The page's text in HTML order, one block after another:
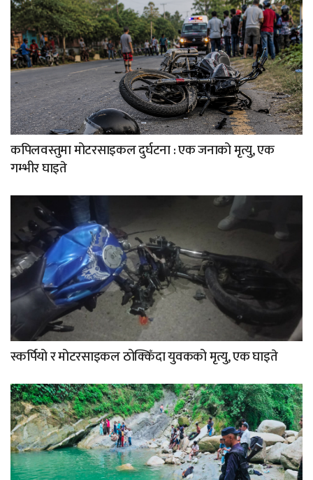
कपिलवस्तुमा मोटरसाइकल दुर्घटना : एक जनाको मृत्यु, एक
गम्भीर घाइते
स्कर्पियो र मोटरसाइकल ठोक्किँदा युवकको मृत्यु, एक घाइते